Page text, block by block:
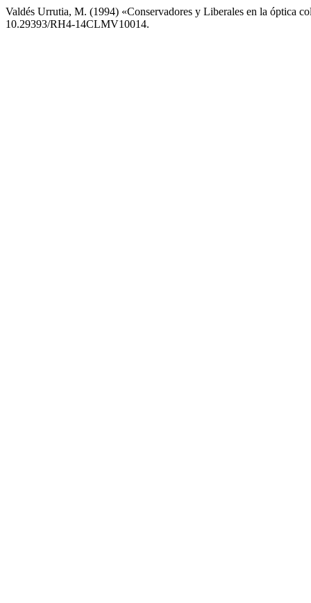
Valdés Urrutia, M. (1994) «Conservadores y Liberales en la óptica
10.29393/RH4-14CLMV10014.